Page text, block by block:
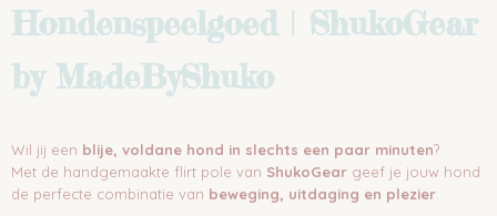
Hondenspeelgoed | ShukoGear
by MadeByShuko
Wil jij een blije, voldane hond in slechts een paar minuten?
Met de handgemaakte flirt pole van ShukoGear geef je jouw hond
de perfecte combinatie van beweging, uitdaging en plezier